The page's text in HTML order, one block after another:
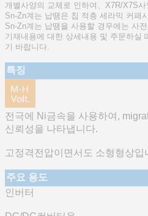
개별사양의 교체로 인하여、X7R/X7S
Sn-Zn계는 납땜은 칩 적층 세라믹 커패
Sn-Zn계는 납땜을 사용할 경우에는 사
기재내용에 대한 상세내용 및 주문하실
기 바랍니다.
특징
전극에 Ni금속을 사용하여,
신뢰성을 나타냅니다.
고정격전압이면서도 소형형상입
주요 용도
인버터